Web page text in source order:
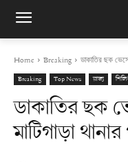
Home Breaking ডাকাতির ছক
Breaking Top News রাজ্য
ডাকাতির ছক
মাটিগাড়া